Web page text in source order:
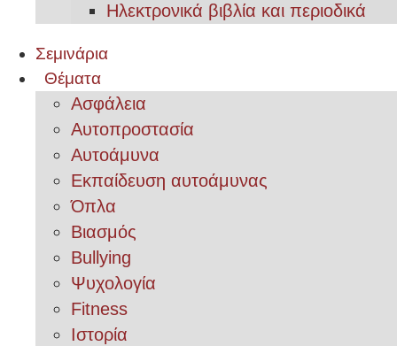
Ηλεκτρονικά βιβλία και περιοδικά
Σεμινάρια
Θέματα
Ασφάλεια
Αυτοπροστασία
Αυτοάμυνα
Εκπαίδευση αυτοάμυνας
Όπλα
Βιασμός
Bullying
Ψυχολογία
Fitness
Ιστορία